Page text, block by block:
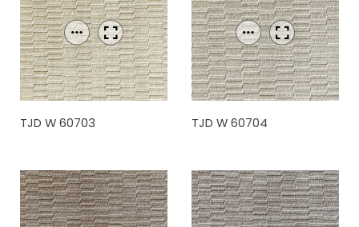
TJD W 60703 TJD W 60704